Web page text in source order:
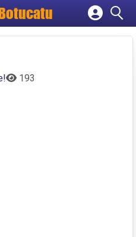
empresa
193